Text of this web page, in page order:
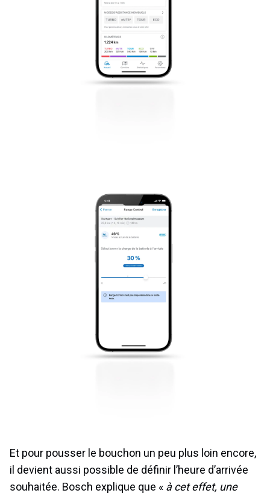
Et pour pousser le bouchon un peu plus loin encore,
il devient aussi possible de définir l’heure d’arrivée
souhaitée. Bosch explique que « à cet effet, une